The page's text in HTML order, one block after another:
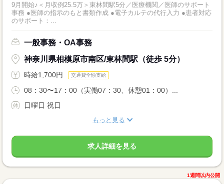
9月開始♪＜月収例25.5万＞東林間駅5分／医療機関／医師のサポート
事務 ●医師の指示のもと書類作成 ●電子カルテの代行入力 ●患者対応
のサポート：...
一般事務・OA事務
神奈川県相模原市南区/東林間駅（徒歩 5分）
時給1,700円 交通費全額支給
08：30〜17：00（実働07：30、休憩01：00）...
日曜日 祝日
もっと見る
求人詳細を見る
1週間以内公開